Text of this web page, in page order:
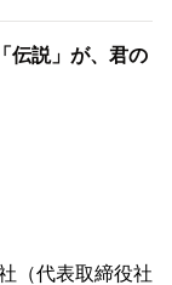
伝説」が、君の
（代表取締役社